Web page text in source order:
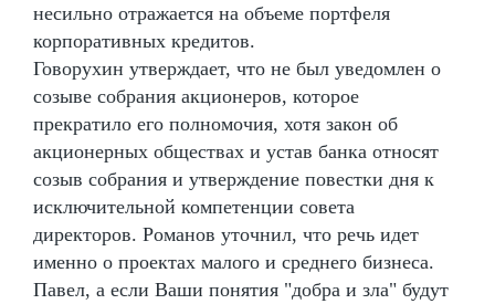
несильно отражается на объеме портфеля
корпоративных кредитов.
Говорухин утверждает, что не был уведомлен о
созыве собрания акционеров, которое
прекратило его полномочия, хотя закон об
акционерных обществах и устав банка относят
созыв собрания и утверждение повестки дня к
исключительной компетенции совета
директоров. Романов уточнил, что речь идет
именно о проектах малого и среднего бизнеса.
Павел, а если Ваши понятия "добра и зла" будут